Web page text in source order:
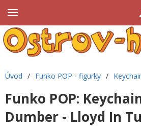
Úvod / Funko POP - figurky /
Funko POP:
Dumber - Lloyd In